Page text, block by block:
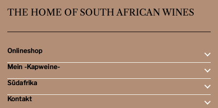
THE HOME OF SOUTH AFRICAN WINES
Onlineshop
Rotweine
Weissweine
Schaumweine
Tasting-Sets
Dessert- & Port-Weine
Mein -Kapweine-
Mein Konto
Meine Bestellungen
Wunschliste
Südafrika
Weingebiete
Kontakt